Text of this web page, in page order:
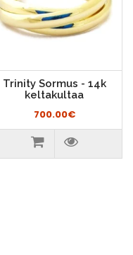
Trinity Sormus - 14k
keltakultaa
700.00€